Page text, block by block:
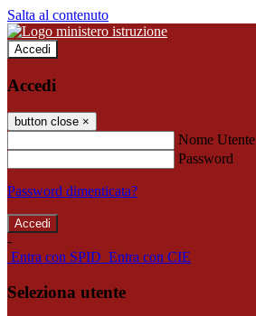
Salta al contenuto
Accedi
Accedi
button close ×
Nome Utente
Password
Password dimenticata?
-
Entra con SPID Entra con CIE
Seleziona utente